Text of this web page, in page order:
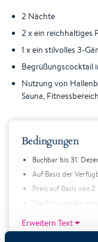
2 Nächte
2 x ein reichhaltiges
1 x ein stilvolles 3-
Begrüßungscocktail
Nutzung von
Sauna,
Bedingungen
Buchbar bis 31.
Auf Basis der
Preis auf Basis von
Die Preisangabe
Erweitern Text